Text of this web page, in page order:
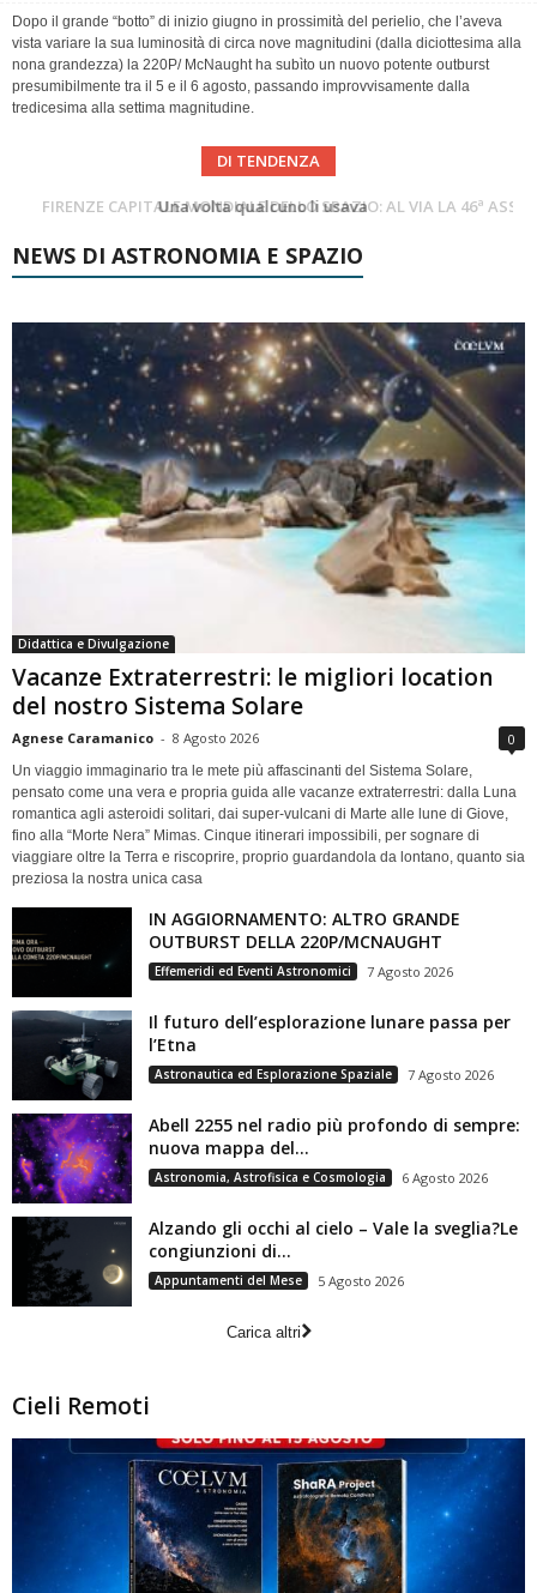
Dopo il grande “botto” di inizio giugno in prossimità del perielio, che l’aveva
vista variare la sua luminosità di circa nove magnitudini (dalla diciottesima alla
nona grandezza) la 220P/ McNaught ha subìto un nuovo potente outburst
presumibilmente tra il 5 e il 6 agosto, passando improvvisamente dalla
tredicesima alla settima magnitudine.
DI TENDENZA
FIRENZE CAPITALE MONDIALE DELLO SPAZIO: AL VIA LA 46ª ASSEMBLEA SCIENTIFICA DEL COSPAR
Cielo del Mese di Agosto 2026
NEWS DI ASTRONOMIA E SPAZIO
Didattica e Divulgazione
Vacanze Extraterrestri: le migliori location
del nostro Sistema Solare
Agnese Caramanico - 8 Agosto 2026 0
Un viaggio immaginario tra le mete più affascinanti del Sistema Solare,
pensato come una vera e propria guida alle vacanze extraterrestri: dalla Luna
romantica agli asteroidi solitari, dai super-vulcani di Marte alle lune di Giove,
fino alla “Morte Nera” Mimas. Cinque itinerari impossibili, per sognare di
viaggiare oltre la Terra e riscoprire, proprio guardandola da lontano, quanto sia
preziosa la nostra unica casa
IN AGGIORNAMENTO: ALTRO GRANDE
OUTBURST DELLA 220P/MCNAUGHT
Effemeridi ed Eventi Astronomici 7 Agosto 2026
Il futuro dell’esplorazione lunare passa per
l’Etna
Astronautica ed Esplorazione Spaziale 7 Agosto 2026
Abell 2255 nel radio più profondo di sempre:
nuova mappa del...
Astronomia, Astrofisica e Cosmologia 6 Agosto 2026
Alzando gli occhi al cielo – Vale la sveglia?Le
congiunzioni di...
Appuntamenti del Mese 5 Agosto 2026
Carica altri
Cieli Remoti